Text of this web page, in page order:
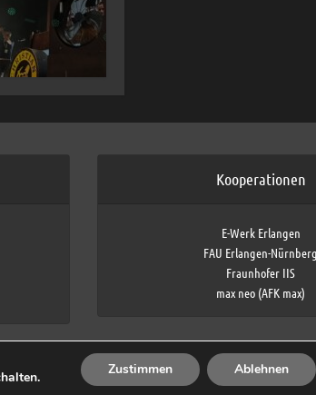
Kooperationen
E-Werk Erlangen
FAU Erlangen-Nürnberg
Fraunhofer IIS
max neo (AFK max)
Zustimmen Ablehnen